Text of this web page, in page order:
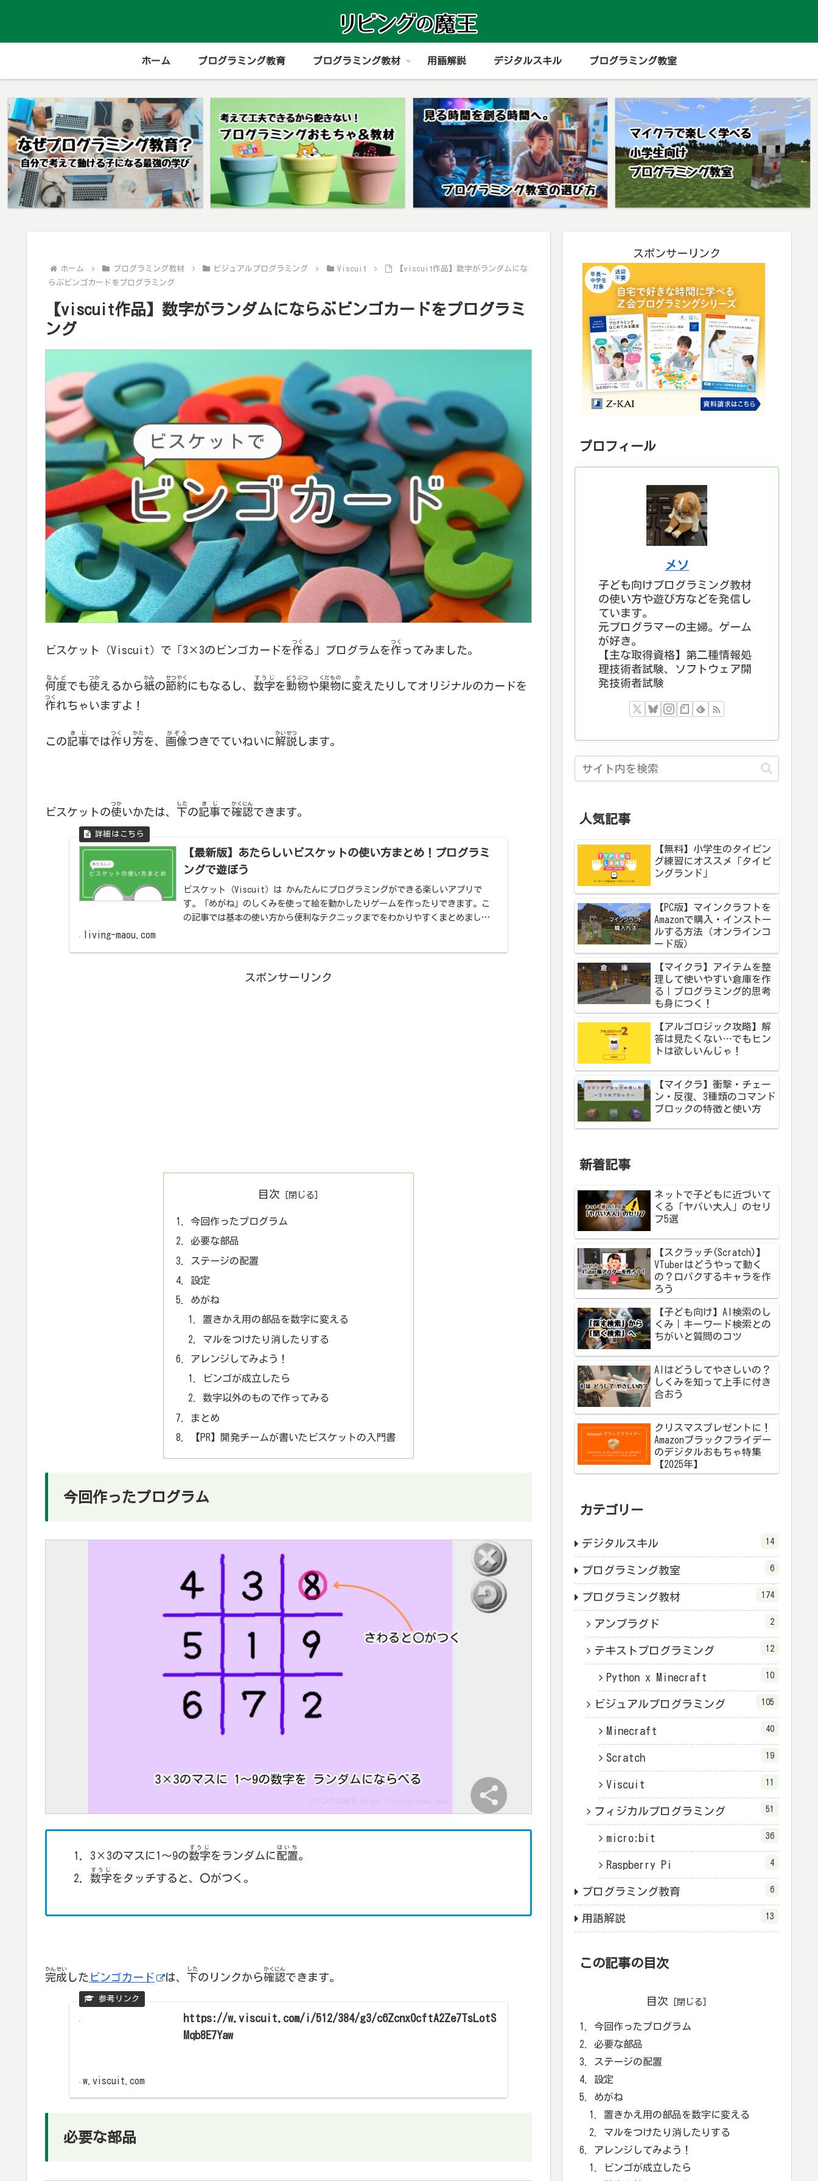
ホーム プログラミング教育 プログラミング教材 用語解説 デジタルスキル プログラミング教室
ホーム プログラミング教材 ビジュアルプログラミング Viscuit
【viscuit作品】数字がランダムにな
らぶビンゴカードをプログラミング
【viscuit作品】数字がランダムにならぶビンゴカードをプログラミ
ング
ビスケット（Viscuit）で「3×3のビンゴカードを作
つく
る」プログラムを作
つく
ってみました。
何度
なんど
でも使
つか
えるから紙
かみ
の節約
せつやく
にもなるし、 数字
すうじ
を動物
どうぶつ
や果物
くだもの
に変
か
えたりしてオリジナルのカードを
作
つく
れちゃいますよ！
この記事
きじ
では作
つく
り 方
かた
を、 画像
がぞう
つきでていねいに解説
かいせつ
します。
ビスケットの使
つか
いかたは、 下
した
の記事
きじ
で確認
かくにん
できます。
【最新版】あたらしいビスケットの使い方まとめ！プログラミ
ングで遊ぼう
ビスケット（Viscuit）は かんたんにプログラミングができる楽しいアプリで
す。「めがね」のしくみを使って絵を動かしたりゲームを作ったりできます。こ
の記事では基本の使い方から便利なテクニックまでをわかりやすくまとめまし
living-maou.com
スポンサーリンク
目次
今回作ったプログラム
必要な部品
ステージの配置
設定
めがね
置きかえ用の部品を数字に変える
マルをつけたり消したりする
アレンジしてみよう！
ビンゴが成立したら
数字以外のもので作ってみる
まとめ
【PR】開発チームが書いたビスケットの入門書
今回作ったプログラム
3×3のマスに1～9の数字
すうじ
をランダムに配置
はいち
。
数字
すうじ
をタッチすると、〇がつく。
完成
かんせい
した ビンゴカード は、 下
した
のリンクから確認
かくにん
できます。
https://w.viscuit.com/i/512/384/g3/c6Zcnx0cftA2Ze7TsLotS
Mqb8E7Yaw
w.viscuit.com
必要な部品
スポンサーリンク
プロフィール
メソ
子ども向けプログラミング教材
の使い方や遊び方などを発信し
ています。
元プログラマーの主婦。ゲーム
が好き。
【主な取得資格】第二種情報処
理技術者試験、ソフトウェア開
発技術者試験
人気記事
【無料】小学生のタイピン
グ練習にオススメ「タイピ
ングランド」
【PC版】マインクラフトを
Amazonで購入・インストー
ルする方法（オンラインコ
ード版）
【マイクラ】アイテムを整
理して使いやすい倉庫を作
る｜プログラミング的思考
も身につく！
【アルゴロジック攻略】解
答は見たくない…でもヒン
トは欲しいんじゃ！
【マイクラ】衝撃・チェー
ン・反復、3種類のコマンド
ブロックの特徴と使い方
新着記事
ネットで子どもに近づいて
くる「ヤバい大人」のセリ
フ5選
【スクラッチ(Scratch)】
VTuberはどうやって動く
の？口パクするキャラを作
ろう
【子ども向け】AI検索のし
くみ｜キーワード検索との
ちがいと質問のコツ
AIはどうしてやさしいの？
しくみを知って上手に付き
合おう
クリスマスプレゼントに！
Amazonブラックフライデー
のデジタルおもちゃ特集
【2025年】
カテゴリー
デジタルスキル 14
プログラミング教室 6
プログラミング教材 174
アンプラグド 2
テキストプログラミング 12
Python x Minecraft 10
ビジュアルプログラミング 105
Minecraft 40
Scratch 19
Viscuit 11
フィジカルプログラミング 51
micro:bit 36
Raspberry Pi 4
プログラミング教育 6
用語解説 13
この記事の目次
目次
今回作ったプログラム
必要な部品
ステージの配置
設定
めがね
置きかえ用の部品を数字に変える
マルをつけたり消したりする
アレンジしてみよう！
ビンゴが成立したら